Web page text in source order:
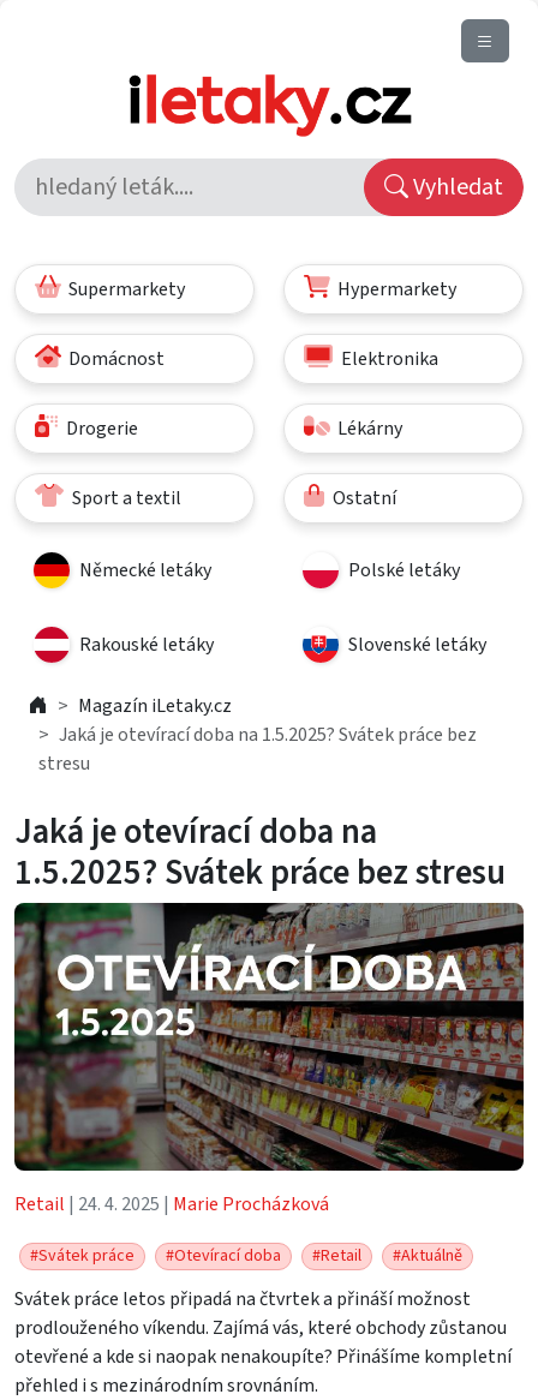
Vyhledat
Supermarkety Hypermarkety
Domácnost Elektronika
Drogerie Lékárny
Sport a textil Ostatní
Německé letáky Polské letáky
Rakouské letáky Slovenské letáky
Magazín iLetaky.cz
Jaká je otevírací doba na 1.5.2025? Svátek práce bez
stresu
Jaká je otevírací doba na
1.5.2025? Svátek práce bez stresu
Retail | 24. 4. 2025 | Marie Procházková
#Svátek práce #Otevírací doba #Retail #Aktuálně
Svátek práce letos připadá na čtvrtek a přináší možnost
prodlouženého víkendu. Zajímá vás, které obchody zůstanou
otevřené a kde si naopak nenakoupíte? Přinášíme kompletní
přehled i s mezinárodním srovnáním.